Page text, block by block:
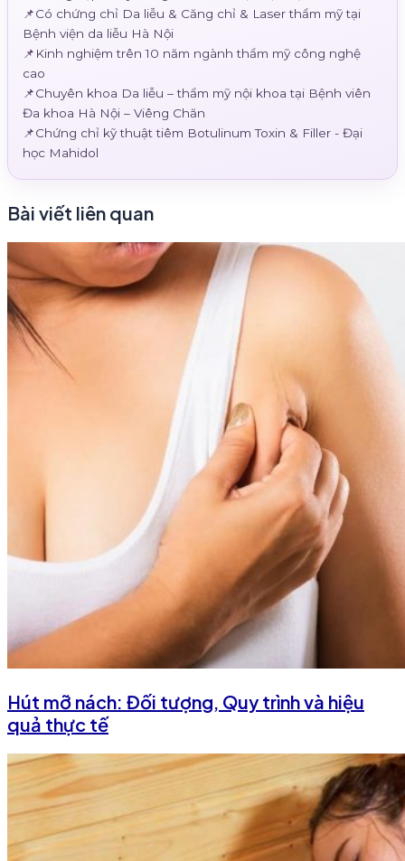
📌Có chứng chỉ Da liễu & Căng chỉ & Laser thẩm mỹ tại
Bệnh viện da liễu Hà Nội
📌Kinh nghiệm trên 10 năm ngành thẩm mỹ công nghệ
cao
📌Chuyên khoa Da liễu – thẩm mỹ nội khoa tại Bệnh viên
Đa khoa Hà Nội – Viêng Chăn
📌Chứng chỉ kỹ thuật tiêm Botulinum Toxin & Filler - Đại
học Mahidol
Bài viết liên quan
Hút mỡ nách: Đối tượng, Quy trình và hiệu
quả thực tế